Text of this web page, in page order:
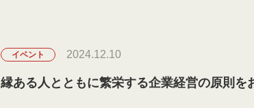
イベント 2024.12.10
縁ある人とともに繁栄する企業経営の原則を